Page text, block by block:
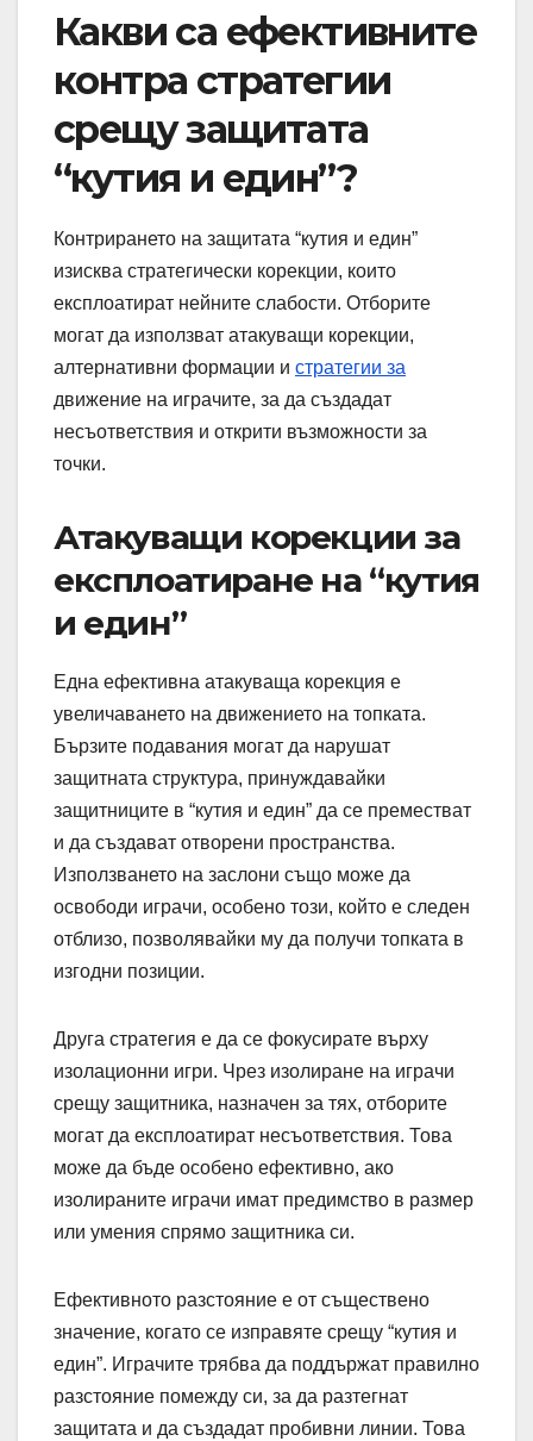
Какви са ефективните
контра стратегии
срещу защитата
“кутия и един”?
Контрирането на защитата “кутия и един”
изисква стратегически корекции, които
експлоатират нейните слабости. Отборите
могат да използват атакуващи корекции,
алтернативни формации и стратегии за
движение на играчите, за да създадат
несъответствия и открити възможности за
точки.
Атакуващи корекции за
експлоатиране на “кутия
и един”
Една ефективна атакуваща корекция е
увеличаването на движението на топката.
Бързите подавания могат да нарушат
защитната структура, принуждавайки
защитниците в “кутия и един” да се преместват
и да създават отворени пространства.
Използването на заслони също може да
освободи играчи, особено този, който е следен
отблизо, позволявайки му да получи топката в
изгодни позиции.
Друга стратегия е да се фокусирате върху
изолационни игри. Чрез изолиране на играчи
срещу защитника, назначен за тях, отборите
могат да експлоатират несъответствия. Това
може да бъде особено ефективно, ако
изолираните играчи имат предимство в размер
или умения спрямо защитника си.
Ефективното разстояние е от съществено
значение, когато се изправяте срещу “кутия и
един”. Играчите трябва да поддържат правилно
разстояние помежду си, за да разтегнат
защитата и да създадат пробивни линии. Това